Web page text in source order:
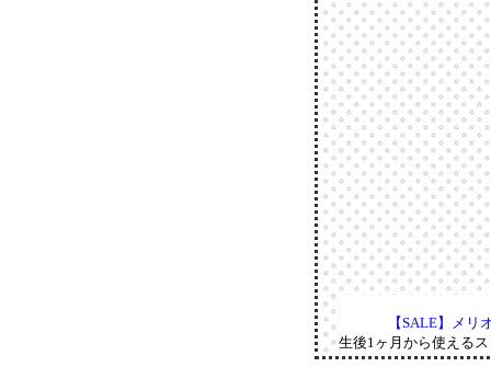
【SALE】メ
生後1ヶ月から使える